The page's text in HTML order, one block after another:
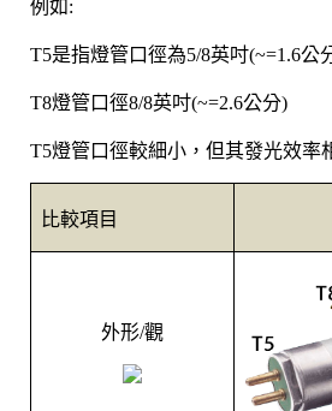
例如:
T5是指燈管口徑為5/8英吋(~=1.6公
T8燈管口徑8/8英吋(~=2.6公分)
T5燈管口徑較細小，但其發光效率
比較項目
外形/觀